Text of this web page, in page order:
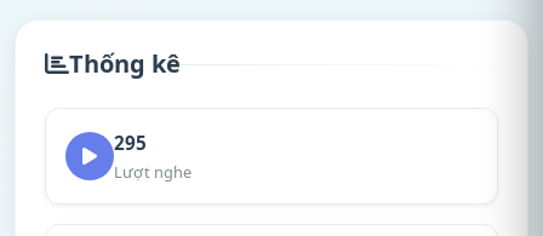
Thống kê
295
Lượt nghe